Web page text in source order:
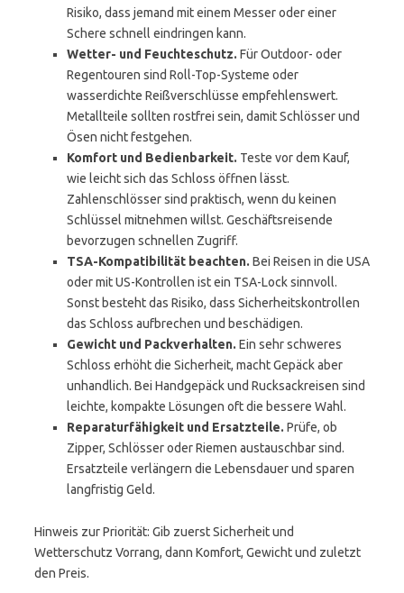
Risiko, dass jemand mit einem Messer oder einer
Schere schnell eindringen kann.
Wetter- und Feuchteschutz. Für Outdoor- oder
Regentouren sind Roll-Top-Systeme oder
wasserdichte Reißverschlüsse empfehlenswert.
Metallteile sollten rostfrei sein, damit Schlösser und
Ösen nicht festgehen.
Komfort und Bedienbarkeit. Teste vor dem Kauf,
wie leicht sich das Schloss öffnen lässt.
Zahlenschlösser sind praktisch, wenn du keinen
Schlüssel mitnehmen willst. Geschäftsreisende
bevorzugen schnellen Zugriff.
TSA-Kompatibilität beachten. Bei Reisen in die USA
oder mit US-Kontrollen ist ein TSA-Lock sinnvoll.
Sonst besteht das Risiko, dass Sicherheitskontrollen
das Schloss aufbrechen und beschädigen.
Gewicht und Packverhalten. Ein sehr schweres
Schloss erhöht die Sicherheit, macht Gepäck aber
unhandlich. Bei Handgepäck und Rucksackreisen sind
leichte, kompakte Lösungen oft die bessere Wahl.
Reparaturfähigkeit und Ersatzteile. Prüfe, ob
Zipper, Schlösser oder Riemen austauschbar sind.
Ersatzteile verlängern die Lebensdauer und sparen
langfristig Geld.
Hinweis zur Priorität: Gib zuerst Sicherheit und
Wetterschutz Vorrang, dann Komfort, Gewicht und zuletzt
den Preis.